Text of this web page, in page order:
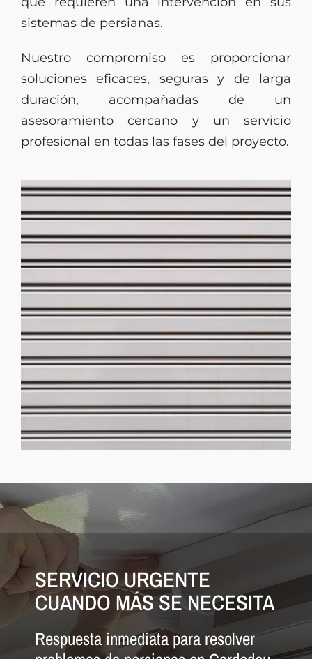
sistemas de persianas.
Nuestro compromiso es proporcionar
soluciones eficaces, seguras y de larga
duración, acompañadas de un
asesoramiento cercano y un servicio
profesional en todas las fases del proyecto.
SERVICIO URGENTE
CUANDO MÁS SE NECESITA
Respuesta inmediata para resolver